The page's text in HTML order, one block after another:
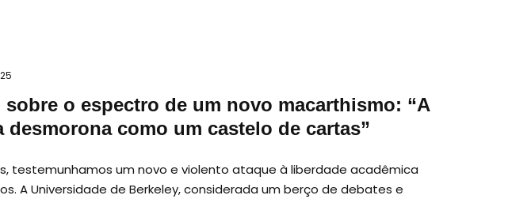
sobre o espectro de um novo macarthismo: “A
desmorona como um castelo de cartas”
testemunhamos um novo e violento ataque à liberdade acadêmica
A Universidade de Berkeley, considerada um berço de debates e